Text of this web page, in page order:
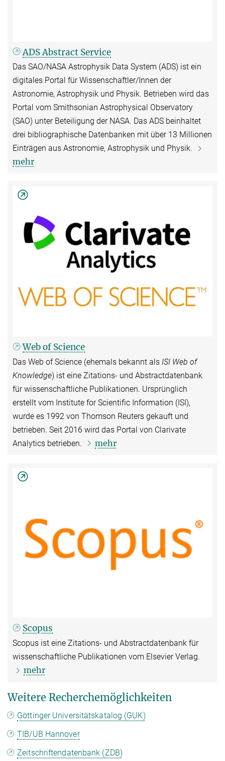
ADS Abstract Service
Das SAO/NASA Astrophysik Data System (ADS) ist ein
digitales Portal für Wissenschaftler/Innen der
Astronomie, Astrophysik und Physik. Betrieben wird das
Portal vom Smithsonian Astrophysical Observatory
(SAO) unter Beteiligung der NASA. Das ADS beinhaltet
drei bibliographische Datenbanken mit über 13 Millionen
Einträgen aus Astronomie, Astrophysik und Physik.
mehr
Web of Science
Das Web of Science (ehemals bekannt als ISI Web of
Knowledge) ist eine Zitations- und Abstractdatenbank
für wissenschaftliche Publikationen. Ursprünglich
erstellt vom Institute for Scientific Information (ISI),
wurde es 1992 von Thomson Reuters gekauft und
betrieben. Seit 2016 wird das Portal von Clarivate
Analytics betrieben.
mehr
Scopus
Scopus ist eine Zitations- und Abstractdatenbank für
wissenschaftliche Publikationen vom Elsevier Verlag.
mehr
Weitere Recherchemöglichkeiten
Göttinger Universitätskatalog (GUK)
TIB/UB Hannover
Zeitschriftendatenbank (ZDB)